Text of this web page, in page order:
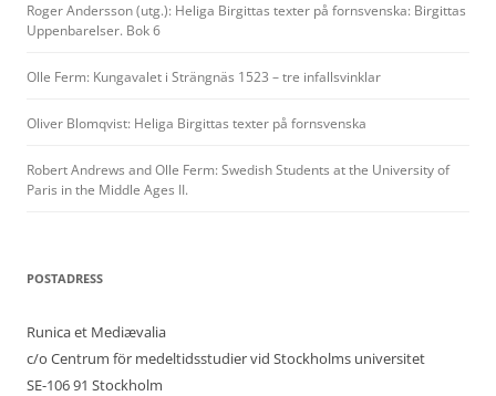
Roger Andersson (utg.): Heliga Birgittas texter på fornsvenska: Birgittas
Uppenbarelser. Bok 6
Olle Ferm: Kungavalet i Strängnäs 1523 – tre infallsvinklar
Oliver Blomqvist: Heliga Birgittas texter på fornsvenska
Robert Andrews and Olle Ferm: Swedish Students at the University of
Paris in the Middle Ages II.
POSTADRESS
Runica et Mediævalia
c/o Centrum för medeltidsstudier vid Stockholms universitet
SE-106 91 Stockholm